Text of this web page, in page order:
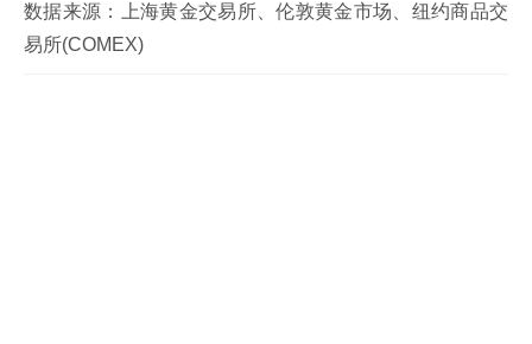
数据来源：上海黄金交易所、伦敦黄金市场、纽约商品交
易所(COMEX)